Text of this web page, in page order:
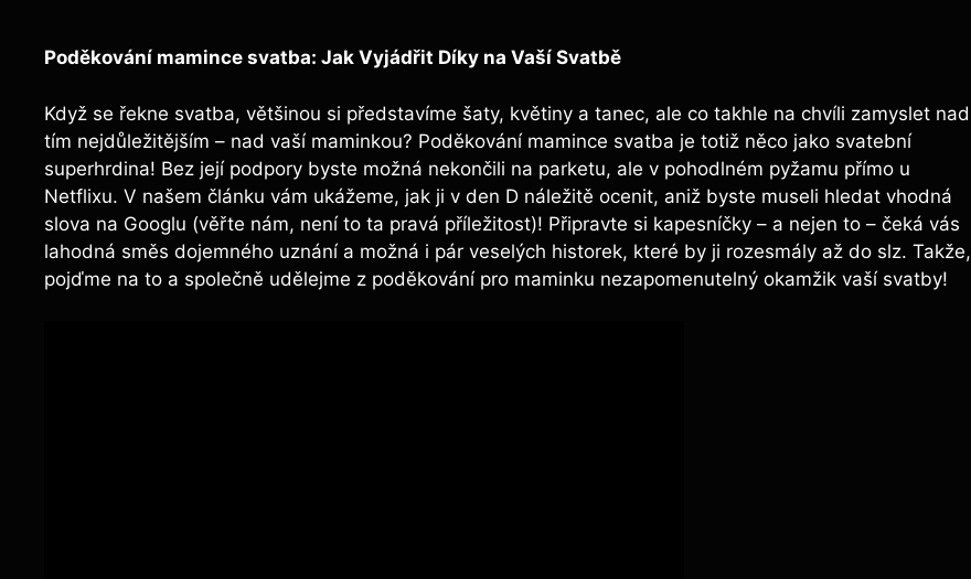
Poděkování mamince svatba: Jak Vyjádřit Díky na Vaší Svatbě
Když se řekne svatba, většinou si představíme šaty, květiny a tanec, ale co takhle na chvíli zamyslet nad
tím nejdůležitějším – nad vaší maminkou? Poděkování mamince svatba je totiž něco jako svatební
superhrdina! Bez její podpory byste možná nekončili na parketu, ale v pohodlném pyžamu přímo u
Netflixu. V našem článku vám ukážeme, jak ji v den D náležitě ocenit, aniž byste museli hledat vhodná
slova na Googlu (věřte nám, není to ta pravá příležitost)! Připravte si kapesníčky – a nejen to – čeká vás
lahodná směs dojemného uznání a možná i pár veselých historek, které by ji rozesmály až do slz. Takže,
pojďme na to a společně udělejme z poděkování pro maminku nezapomenutelný okamžik vaší svatby!